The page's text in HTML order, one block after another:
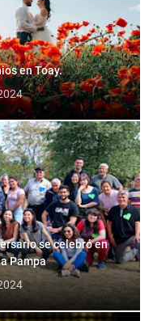
en Toay.
se celebró en
Pampa